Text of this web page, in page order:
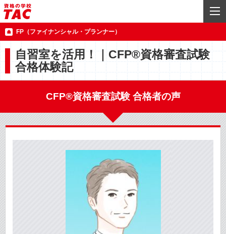
FP（ファイナンシャル・プランナー）
自習室を活用！｜CFP®資格審査試験
合格体験記
CFP®資格審査試験 合格者の声